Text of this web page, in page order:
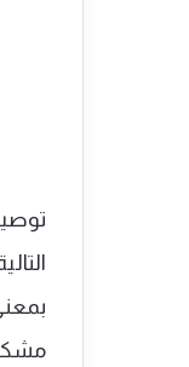
التالية: (12 فولت- 24 فولت- 48 فولت)، ولكل